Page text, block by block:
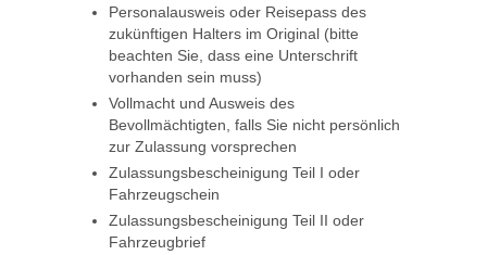
Personalausweis oder Reisepass des
zukünftigen Halters im Original (bitte
beachten Sie, dass eine Unterschrift
vorhanden sein muss)
Vollmacht und Ausweis des
Bevollmächtigten, falls Sie nicht persönlich
zur Zulassung vorsprechen
Zulassungsbescheinigung Teil I oder
Fahrzeugschein
Zulassungsbescheinigung Teil II oder
Fahrzeugbrief